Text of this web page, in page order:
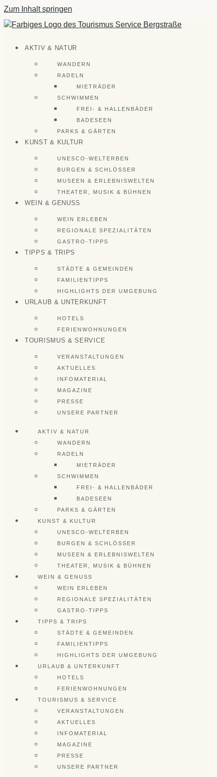
Zum Inhalt springen
AKTIV & NATUR
WANDERN
RADELN
MIETRÄDER
SCHWIMMEN
FREI- & HALLENBÄDER
BADESEEN
PARKS & GÄRTEN
KUNST & KULTUR
UNESCO-WELTERBEN
BURGEN & SCHLÖSSER
MUSEEN & ERLEBNISWELTEN
THEATER, MUSIK & BÜHNEN
WEIN & GENUSS
WEIN ERLEBEN
REGIONALE SPEZIALITÄTEN
GASTRO-TIPPS
TIPPS & TRIPS
STÄDTE & GEMEINDEN
FAMILIENTIPPS
HIGHLIGHTS DER UMGEBUNG
URLAUB & UNTERKUNFT
HOTELS
FERIENWOHNUNGEN
TOURISMUS & SERVICE
VERANSTALTUNGEN
AKTUELLES
INFOMATERIAL
MAGAZINE
PRESSE
UNSERE PARTNER
AKTIV & NATUR
WANDERN
RADELN
MIETRÄDER
SCHWIMMEN
FREI- & HALLENBÄDER
BADESEEN
PARKS & GÄRTEN
KUNST & KULTUR
UNESCO-WELTERBEN
BURGEN & SCHLÖSSER
MUSEEN & ERLEBNISWELTEN
THEATER, MUSIK & BÜHNEN
WEIN & GENUSS
WEIN ERLEBEN
REGIONALE SPEZIALITÄTEN
GASTRO-TIPPS
TIPPS & TRIPS
STÄDTE & GEMEINDEN
FAMILIENTIPPS
HIGHLIGHTS DER UMGEBUNG
URLAUB & UNTERKUNFT
HOTELS
FERIENWOHNUNGEN
TOURISMUS & SERVICE
VERANSTALTUNGEN
AKTUELLES
INFOMATERIAL
MAGAZINE
PRESSE
UNSERE PARTNER